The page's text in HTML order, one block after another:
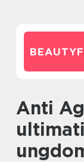
Anti Aging Serum: Den